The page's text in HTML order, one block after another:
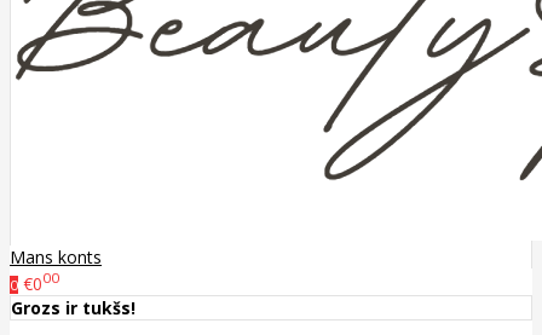
Mans konts
0 €000
Grozs ir tukšs!